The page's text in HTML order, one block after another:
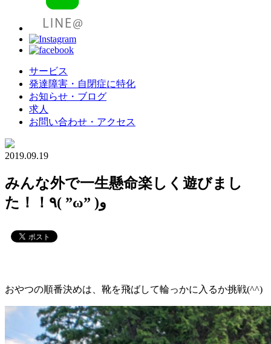
サービス
発達障害・自閉症に特化
お知らせ・ブログ
求人
お問い合わせ・アクセス
2019.09.19
みんな外で一生懸命楽しく遊びまし
た！！٩( ”ω” )و
おやつの順番決めは、靴を飛ばして輪っかに入るか挑戦(^^)